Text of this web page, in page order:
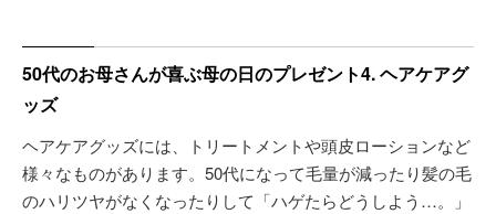
50代のお母さんが喜ぶ母の日のプレゼント4. ヘアケアグ
ッズ
ヘアケアグッズには、トリートメントや頭皮ローションなど
様々なものがあります。50代になって毛量が減ったり髪の毛
のハリツヤがなくなったりして「ハゲたらどうしよう…。」